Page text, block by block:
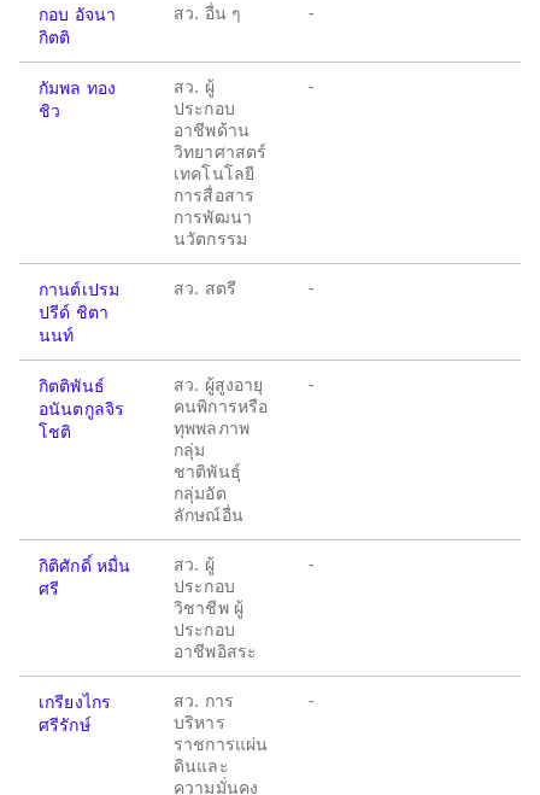
กอบ อัจนา
กิตติ
สว. อื่น ๆ -
กัมพล ทอง
ชิว
สว. ผู้
ประกอบ
อาชีพด้าน
วิทยาศาสตร์
เทคโนโลยี
การสื่อสาร
การพัฒนา
นวัตกรรม
-
กานต์เปรม
ปรีด์ ชิตา
นนท์
สว. สตรี -
กิตติพันธ์
อนันตกูลจิร
โชติ
สว. ผู้สูงอายุ
คนพิการหรือ
ทุพพลภาพ
กลุ่ม
ชาติพันธุ์
กลุ่มอัต
ลักษณ์อื่น
-
กิติศักดิ์ หมื่น
ศรี
สว. ผู้
ประกอบ
วิชาชีพ ผู้
ประกอบ
อาชีพอิสระ
-
เกรียงไกร
ศรีรักษ์
สว. การ
บริหาร
ราชการแผ่น
ดินและ
ความมั่นคง
-